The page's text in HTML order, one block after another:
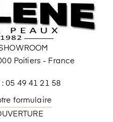
Poitiers - France
: 05 49 41 21 58
formulaire